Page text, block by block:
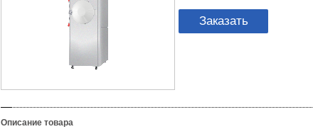
Заказать
Описание товара